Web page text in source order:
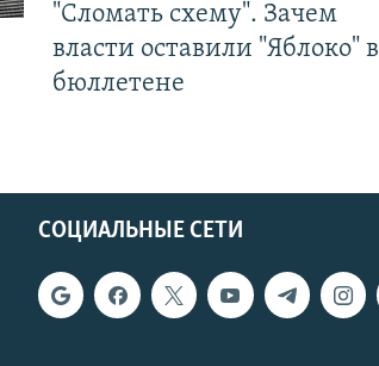
"Сломать схему". Зачем
власти оставили "Яблоко" в
бюллетене
СОЦИАЛЬНЫЕ СЕТИ